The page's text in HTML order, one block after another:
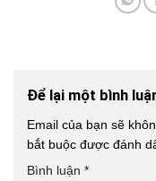
Để lại một bình
Email của bạn sẽ
bắt buộc được đánh
Bình luận *